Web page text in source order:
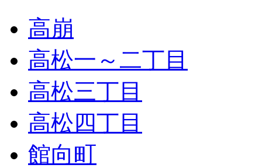
高崩
高松一～二丁目
高松三丁目
高松四丁目
館向町